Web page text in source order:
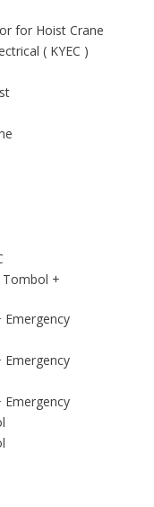
for Hoist Crane
( KYEC )
Tombol +